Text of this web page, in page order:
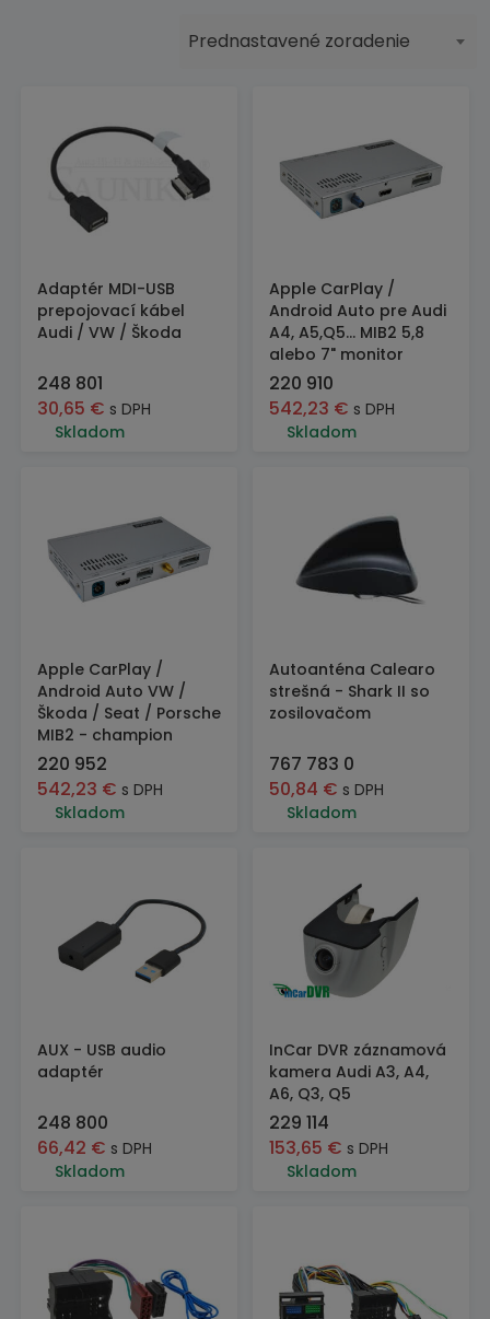
Prednastavené zoradenie
Adaptér MDI-USB
prepojovací kábel
Audi / VW / Škoda
248 801
30,65 € s DPH
Skladom
Apple CarPlay /
Android Auto pre Audi
A4, A5,Q5... MIB2 5,8
alebo 7" monitor
220 910
542,23 € s DPH
Skladom
Apple CarPlay /
Android Auto VW /
Škoda / Seat / Porsche
MIB2 - champion
220 952
542,23 € s DPH
Skladom
Autoanténa Calearo
strešná - Shark II so
zosilovačom
767 783 0
50,84 € s DPH
Skladom
AUX - USB audio
adaptér
248 800
66,42 € s DPH
Skladom
InCar DVR záznamová
kamera Audi A3, A4,
A6, Q3, Q5
229 114
153,65 € s DPH
Skladom